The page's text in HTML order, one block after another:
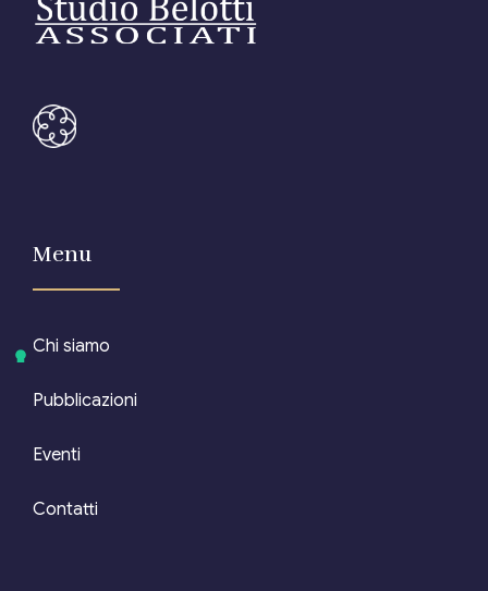
Menu
Chi siamo
Pubblicazioni
Eventi
Contatti